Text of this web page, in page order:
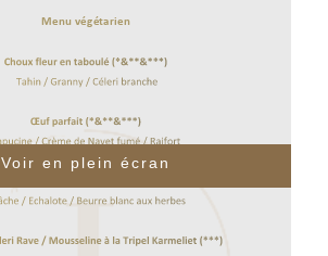
Voir en plein écran